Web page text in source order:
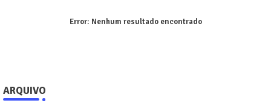
Error: Nenhum resultado encontrado
ARQUIVO